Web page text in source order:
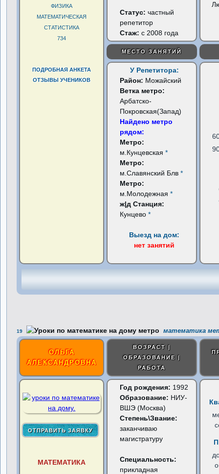
ФИЗИКА
МАТЕМАТИЧЕСКАЯ
СТАТИСТИКА
734
ПОДРОБНАЯ АНКЕТА
ОТЗЫВЫ УЧЕНИКОВ
Статус:частный
репетитор
Стаж: с 2008 года
МЕСТО ЗАНЯТИЙ
У Репетитора:
Район: Можайский
Ветка метро:
Арбатско-
Покровская(Запад)
Найдено метро
рядом:
Метро:
м.Кунцевская*
Метро:
м.Славянский Блв*
Метро:
м.Молодежная*
ж|д Станция:
Кунцево*
Выезд на дом:
нет занятий
19 математика
ОЛЬГА
АЛЕКСАНДРОВНА
ВОЗРАСТ |
ОБРАЗОВАНИЕ |
РАБОТА
МАТЕМАТИКА
Год рождения: 1992
Образование: НИУ-
ВШЭ (Москва)
Степень\Звание:
заканчиваю
магистратуру
Специальность:
прикладная